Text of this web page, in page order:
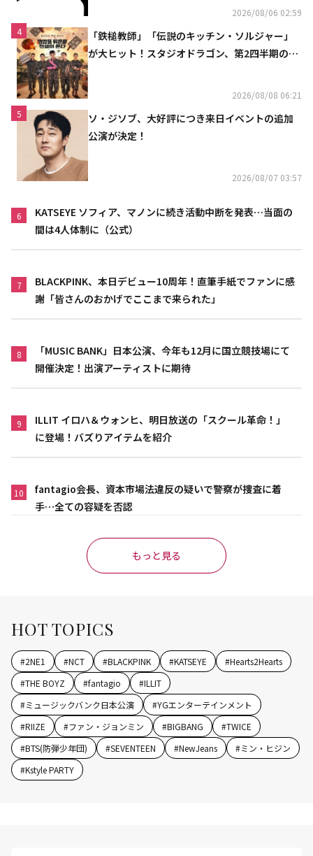
2026/08/06 02:59
4
「鉄槌教師」「伝説のキッチン・ソルジャー」
が大ヒット！スタジオドラゴン、第2四半期の売
2026/08/08 06:21
5
ソ・ジソブ、大好評につき来日イベントの追加
公演が決定！
2026/08/07 03:57
6
KATSEYE ソフィア、マノンに続き活動中断を発表…当面の
間は4人体制に（公式）
7
BLACKPINK、本日デビュー10周年！直筆手紙でファンに感
謝「皆さんのおかげでここまで来られた」
8
「MUSIC BANK」日本公演、今年も12月に国立競技場にて
開催決定！出演アーティストに期待
9
ILLIT イロハ＆ウォンヒ、明日放送の「スクール革命！」
に登場！バズりアイテムを紹介
10
fantagio会長、資本市場法違反の疑いで警察が捜査に着
手…全ての容疑を否認
もっと見る
HOT TOPICS
#2NE1 #NCT #BLACKPINK #KATSEYE #Hearts2Hearts
#THE BOYZ #fantagio #ILLIT
#ミュージックバンク日本公演 #YGエンターテインメント
#RIIZE #ファン・ジョンミン #BIGBANG #TWICE
#BTS(防弾少年団) #SEVENTEEN #NewJeans #ミン・ヒジン
#Kstyle PARTY